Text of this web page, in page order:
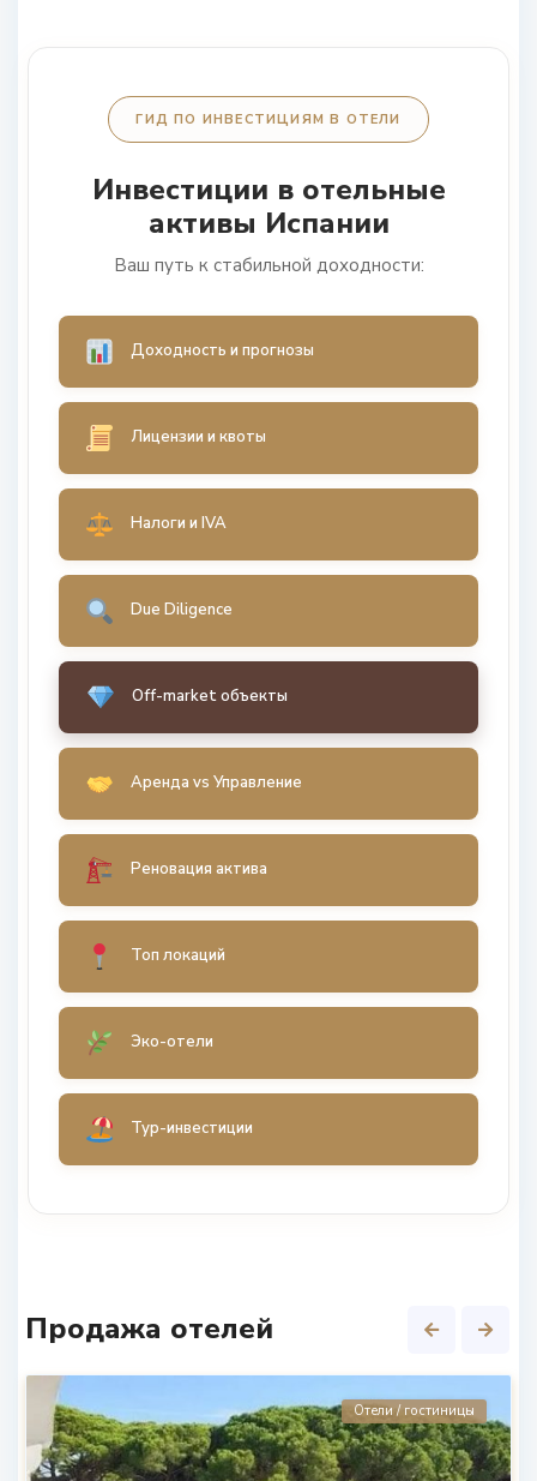
ГИД ПО ИНВЕСТИЦИЯМ В ОТЕЛИ
Инвестиции в отельные
активы Испании
Ваш путь к стабильной доходности:
Доходность и прогнозы
Лицензии и квоты
Налоги и IVA
Due Diligence
Off-market объекты
Аренда vs Управление
Реновация актива
Топ локаций
Эко-отели
Тур-инвестиции
Продажа отелей
Отели / гостиницы